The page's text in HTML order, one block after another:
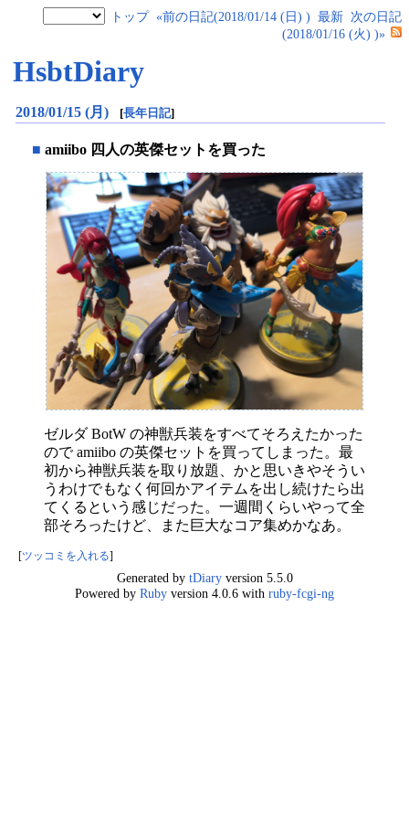
トップ «前の日記(2018/01/14 (日) ) 最新 次の日記
(2018/01/16 (火) )»
HsbtDiary
2018/01/15 (月) [長年日記]
■ amiibo 四人の英傑セットを買った
ゼルダ BotW の神獣兵装をすべてそろえたかった
ので amiibo の英傑セットを買ってしまった。最
初から神獣兵装を取り放題、かと思いきやそうい
うわけでもなく何回かアイテムを出し続けたら出
てくるという感じだった。一週間くらいやって全
部そろったけど、また巨大なコア集めかなあ。
ツッコミを入れる
Generated by tDiaryversion 5.5.0
Powered by Ruby version 4.0.6 with ruby-fcgi-ng